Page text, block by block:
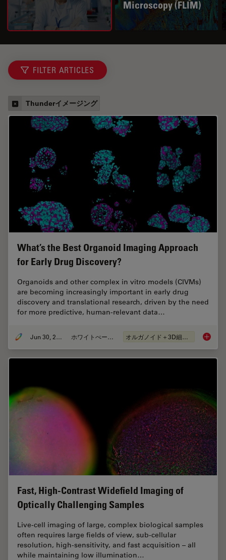
Microscopy (FLIM)
FILTER ARTICLES
Thunderイメージング
What’s the Best Organoid Imaging Approach
for Early Drug Discovery?
Organoids and other complex in vitro models (CIVMs)
are becoming increasingly important in early drug
discovery and translational research, driven by the need
for more predictive, human-relevant data…
Jun 30, 2026 ホワイトぺーパー オルガノイド＋3D細胞培養
Fast, High-Contrast Widefield Imaging of
Optically Challenging Samples
Live‑cell imaging of large, complex biological samples
often requires large fields of view, sub-cellular
resolution, high-sensitivity, and fast acquisition – all
while maintaining low illumination…